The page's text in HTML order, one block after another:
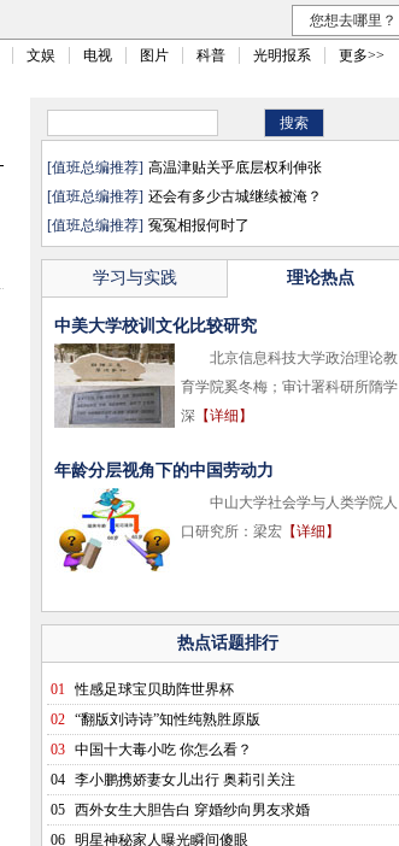
您想去哪里？
文娱 电视 图片 科普 光明报系 更多>>
[值班总编推荐] 高温津贴关乎底层权利伸张
[值班总编推荐] 还会有多少古城继续被淹？
[值班总编推荐] 冤冤相报何时了
学习与实践 理论热点
中美大学校训文化比较研究
北京信息科技大学政治理论教
育学院奚冬梅；审计署科研所隋学
深 【详细】
年龄分层视角下的中国劳动力
中山大学社会学与人类学院人
口研究所：梁宏 【详细】
热点话题排行
01 性感足球宝贝助阵世界杯
02 “翻版刘诗诗”知性纯熟胜原版
03 中国十大毒小吃 你怎么看？
04 李小鹏携娇妻女儿出行 奥莉引关注
05 西外女生大胆告白 穿婚纱向男友求婚
06 明星神秘家人曝光瞬间傻眼